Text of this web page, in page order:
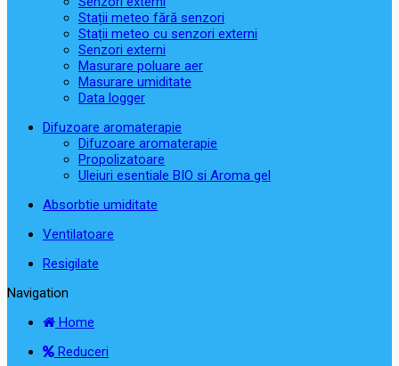
Stații meteo fără senzori
Stații meteo cu senzori externi
Senzori externi
Masurare poluare aer
Masurare umiditate
Data logger
Difuzoare aromaterapie
Difuzoare aromaterapie
Propolizatoare
Uleiuri esentiale BIO si Aroma gel
Absorbtie umiditate
Ventilatoare
Resigilate
Navigation
Home
Reduceri